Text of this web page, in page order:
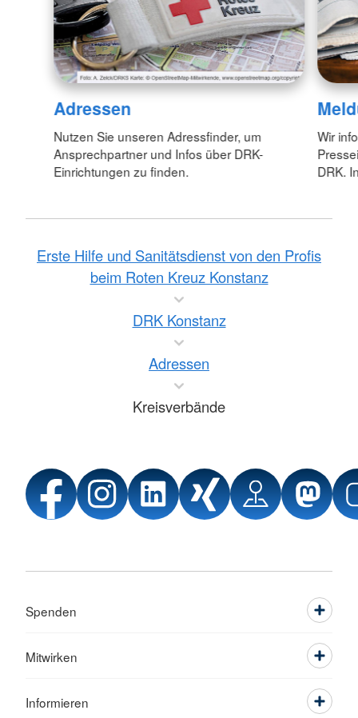
Adressen
Nutzen Sie unseren Adressfinder, um
Ansprechpartner und Infos über DRK-
Einrichtungen zu finden.
Wir
DRK.
Erste Hilfe und Sanitätsdienst von den Profis
beim Roten Kreuz Konstanz
DRK Konstanz
Adressen
Kreisverbände
Spenden
Mitwirken
Informieren